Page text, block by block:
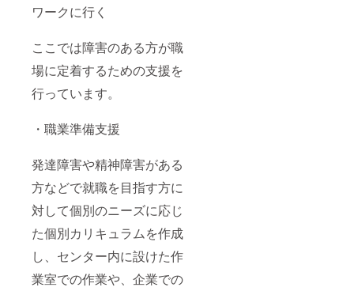
ワークに行く
ここでは障害のある方が職
場に定着するための支援を
行っています。
・職業準備支援
発達障害や精神障害がある
方などで就職を目指す方に
対して個別のニーズに応じ
た個別カリキュラムを作成
し、センター内に設けた作
業室での作業や、企業での